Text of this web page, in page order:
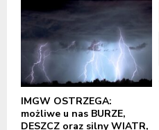
IMGW OSTRZEGA:
możliwe u nas BURZE,
DESZCZ oraz silny WIATR,